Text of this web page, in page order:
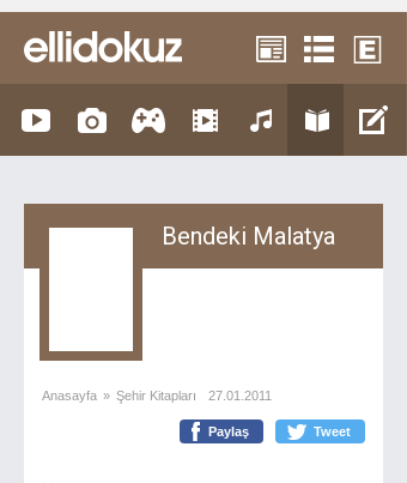
Bendeki Malatya
Anasayfa » Şehir Kitapları 27.01.2011
Paylaş Tweet